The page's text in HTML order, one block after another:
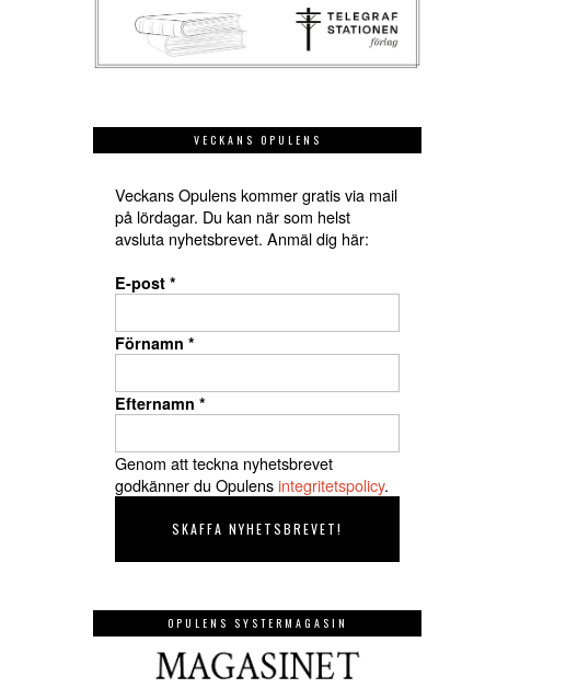
VECKANS OPULENS
Veckans Opulens kommer gratis via mail
på lördagar. Du kan när som helst
avsluta nyhetsbrevet. Anmäl dig här:
E-post *
Förnamn *
Efternamn *
Genom att teckna nyhetsbrevet
godkänner du Opulensintegritetspolicy.
OPULENS SYSTERMAGASIN